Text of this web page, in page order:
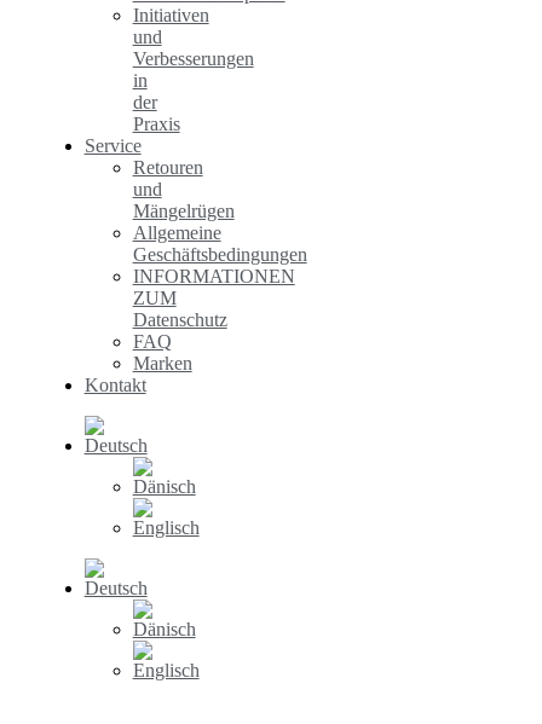
Initiativen
und
Verbesserungen
in
der
Praxis
Service
Retouren
und
Mängelrügen
Allgemeine
Geschäftsbedingungen
INFORMATIONEN
ZUM
Datenschutz
FAQ
Marken
Kontakt